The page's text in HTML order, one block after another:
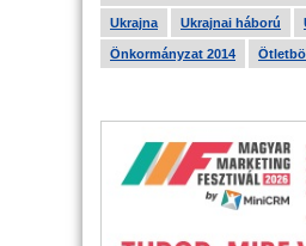
Ukrajna Ukrajnai háború
Önkormányzat 2014